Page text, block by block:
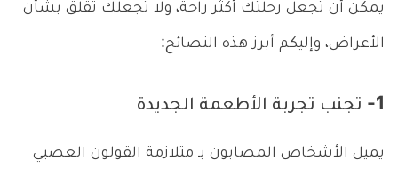
يمكن أن تجعل رحلتك أكثر راحة، ولا تجعلك تقلق بشأن
الأعراض، وإليكم أبرز هذه النصائح:
1- تجنب تجربة الأطعمة الجديدة
يميل الأشخاص المصابون بـ متلازمة القولون العصبي